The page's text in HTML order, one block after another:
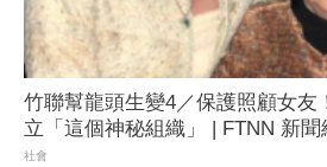
竹聯幫龍頭生變4／保護照顧女
立「這個神秘組織」 | FTNN 新聞
社會